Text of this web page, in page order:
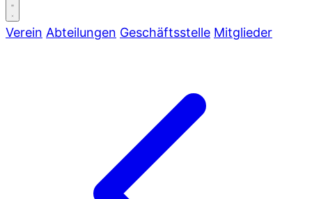
Verein Abteilungen Geschäftsstelle Mitglieder